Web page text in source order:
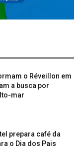
o Réveillon em
a busca por
mar
prepara café da
o Dia dos Pais